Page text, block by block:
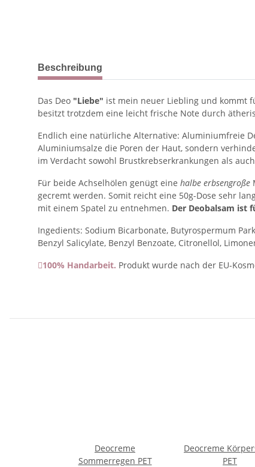
Beschreibung
Das Deo "Liebe" ist mein neuer Liebling und kommt
besitzt trotzdem eine leicht frische Note durch
Endlich eine natürliche Alternative: Aluminiumfreie
Aluminiumsalze die Poren der Haut, sondern
im Verdacht sowohl Brustkrebserkrankungen als
Für beide Achselhölen genügt eine halbe erbsengroße
gecremt werden. Somit reicht eine 50g-Dose sehr
mit einem Spatel zu entnehmen. Der Deobalsam ist
Ingedients: Sodium Bicarbonate, Butyrospermum
Benzyl Salicylate, Benzyl Benzoate, Citronellol,
100% Handarbeit. Produkt wurde nach der EU-
Deocreme
Sommerregen PET
Deocreme
PET